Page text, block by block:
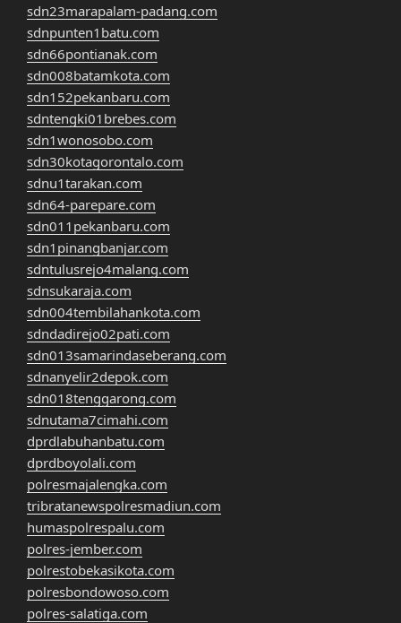
sdn23marapalam-padang.com
sdnpunten1batu.com
sdn66pontianak.com
sdn008batamkota.com
sdn152pekanbaru.com
sdntengki01brebes.com
sdn1wonosobo.com
sdn30kotagorontalo.com
sdnu1tarakan.com
sdn64-parepare.com
sdn011pekanbaru.com
sdn1pinangbanjar.com
sdntulusrejo4malang.com
sdnsukaraja.com
sdn004tembilahankota.com
sdndadirejo02pati.com
sdn013samarindaseberang.com
sdnanyelir2depok.com
sdn018tenggarong.com
sdnutama7cimahi.com
dprdlabuhanbatu.com
dprdboyolali.com
polresmajalengka.com
tribratanewspolresmadiun.com
humaspolrespalu.com
polres-jember.com
polrestobekasikota.com
polresbondowoso.com
polres-salatiga.com